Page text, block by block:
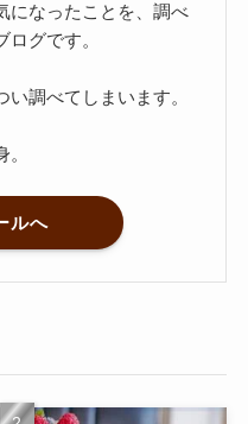
になったことを、調べ
グです。
調べてしまいます。
ルへ